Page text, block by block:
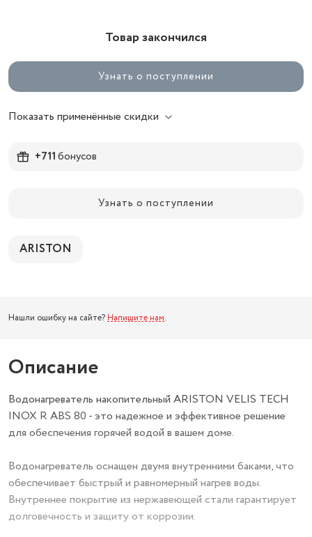
Товар закончился
Узнать о поступлении
Показать применённые скидки
+711бонусов
Узнать о поступлении
ARISTON
Нашли ошибку на сайте? Напишите нам.
Описание
Водонагреватель накопительный ARISTON VELIS TECH
INOX R ABS 80 - это надежное и эффективное решение
для обеспечения горячей водой в вашем доме.
Водонагреватель оснащен двумя внутренними баками, что
обеспечивает быстрый и равномерный нагрев воды.
Внутреннее покрытие из нержавеющей стали гарантирует
долговечность и защиту от коррозии.